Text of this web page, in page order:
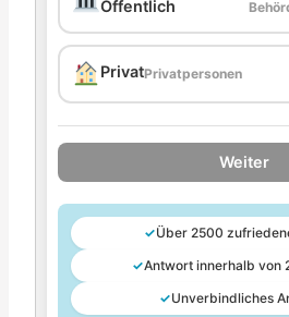
Öffentlich
PrivatPrivatpersonen
Weiter
✓Über 2500
✓Antwort innerhalb von
✓Unverbindliches